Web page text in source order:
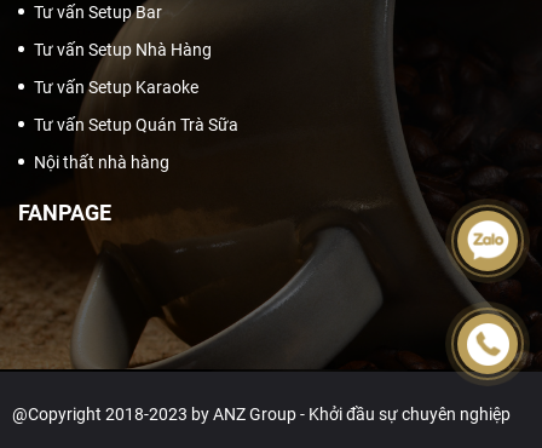
Tư vấn Setup Bar
Tư vấn Setup Nhà Hàng
Tư vấn Setup Karaoke
Tư vấn Setup Quán Trà Sữa
Nội thất nhà hàng
FANPAGE
@Copyright 2018-2023 by ANZ Group - Khởi đầu sự chuyên nghiệp